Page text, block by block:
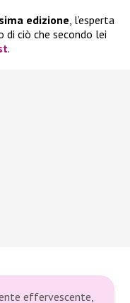
edizione, l’esperta
ciò che secondo lei
.
effervescente,